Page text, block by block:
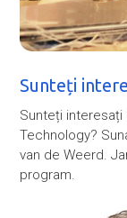
Sunteți
Sunteți interesați
Technology?
van de Weerd.
program.